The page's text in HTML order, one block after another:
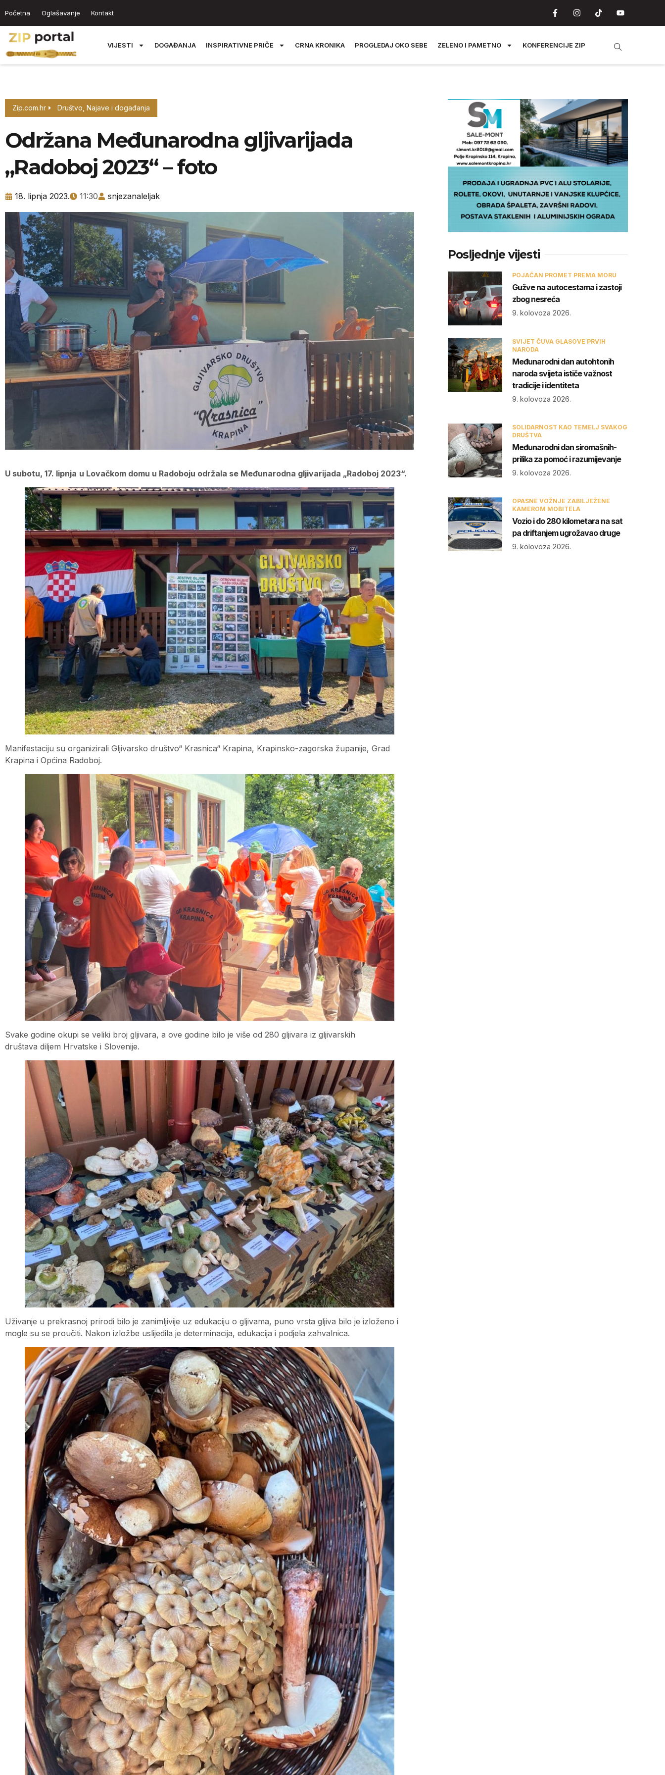
Početna Oglašavanje Kontakt
VIJESTI DOGAĐANJA INSPIRATIVNE PRIČE CRNA KRONIKA PROGLEDAJ OKO SEBE ZELENO I PAMETNO KONFERENCIJE ZIP
Zip.com.hr Društvo Najave i događanja
Održana Međunarodna gljivarijada
„Radoboj 2023“ – foto
18. lipnja 2023. 11:30 snjezanaleljak
U subotu, 17. lipnja u Lovačkom domu u Radoboju održala se Međunarodna gljivarijada „Radoboj 2023“.
Manifestaciju su organizirali Gljivarsko društvo“ Krasnica“ Krapina, Krapinsko-zagorska županije, Grad
Krapina i Općina Radoboj.
Svake godine okupi se veliki broj gljivara, a ove godine bilo je više od 280 gljivara iz gljivarskih
društava diljem Hrvatske i Slovenije.
Uživanje u prekrasnoj prirodi bilo je zanimljivije uz edukaciju o gljivama, puno vrsta gljiva bilo je izloženo i
mogle su se proučiti. Nakon izložbe uslijedila je determinacija, edukacija i podjela zahvalnica.
Posljednje vijesti
POJAČAN PROMET PREMA MORU
Gužve na autocestama i zastoji
zbog nesreća
9. kolovoza 2026.
SVIJET ČUVA GLASOVE PRVIH
NARODA
Međunarodni dan autohtonih
naroda svijeta ističe važnost
tradicije i identiteta
9. kolovoza 2026.
SOLIDARNOST KAO TEMELJ SVAKOG
DRUŠTVA
Međunarodni dan siromašnih-
prilika za pomoć i razumijevanje
9. kolovoza 2026.
OPASNE VOŽNJE ZABILJEŽENE
KAMEROM MOBITELA
Vozio i do 280 kilometara na sat
pa driftanjem ugrožavao druge
9. kolovoza 2026.